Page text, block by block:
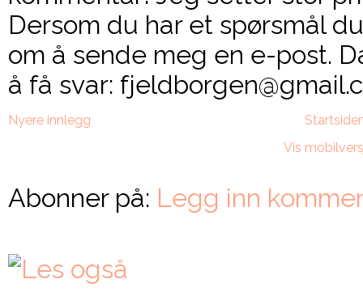
Dersom du har et spørsmål
om å sende meg en e-post.
å få svar:
Nyere innlegg
Vis
Abonner på: Legg inn